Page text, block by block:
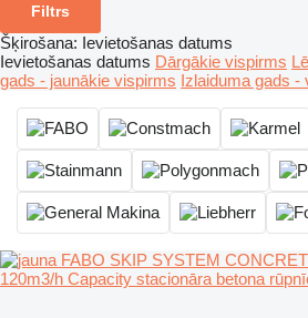
Filtrs
Šķirošana: Ievietošanas datums
Ievietošanas datums Dārgākie vispirms
gads - jaunākie vispirms Izlaiduma gads -